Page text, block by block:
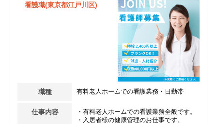
看護職(東京都江戸川区)
職種 有料老人ホームでの看護業務・日勤帯
仕事内容
・有料老人ホームでの看護業務全般です。
・入居者様の健康管理のお仕事です。